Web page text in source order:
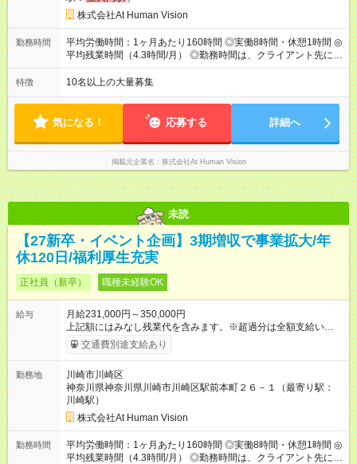
で全額支給。 【頑張りを給与・キャリアに還元します】 年に2
回⼈事評価があり等級が決まります。 等級に合わせた給与設定
のため、若い内からでも頑張り次第で給与アップが叶います。
⼀般職（20～31万円）→リーダー（⽉給26～36万円） →係⻑
～58万円） 【試用期間】試用期間あり 試用期間の長さ：6ヶ月
※ 雇用形態と給与に、本採用時と異なる部分があります。 雇用
形態：本採用時と同じです。 給与：月給 224,000円 ～ 330,000
円 上記額にはみなし残業代を含みます。※超過分は全額支給い
たします。 みなし残業代 24,000円 ～ 34,000円／月 みなし残業
時間 15時間／月
株式会社At Human Vision
勤務時間
平均労働時間：1ヶ月あたり160時間 ◎実働8時間・休憩1時間 ◎
平均残業時間（4.3時間/月） ◎勤務時間は、クライアント先に
より異なります。 ※＜シフト例＞ 10:00～19:00／11:00～
20:00 平均労働時間：1ヶ月あたり160時間 ◎実働8時間・休憩1
先に より異なります。 ※＜シフト例＞ 10:00～19:00／11:00
～20:00
特徴 10名以上の大量募集
気になる！ 応募する 詳細へ
掲載元企業名 株式会社At Human Vision
未読
【27新卒・イベント企画】3期増収で事業拡大/年
休120日/福利厚生充実
正社員（新卒） 職種未経験OK
給与
月給231,000円～350,000円
上記額にはみなし残業代を含みます。※超過分は全額支給いたし
ます。 みなし残業代 24,000円 ～ 37,000円／月 みなし残業時
間 15時間／月 【給与】 月給： 大卒・院卒 ：243，000
（固定残業代 24，000円） 賞与：年２回 （業績連動型） 昇
給：年２回（3月、9月) 試用期間：6ヶ月 ※上記額にはみなし残
業代（月15時間分）が含まれた 金額になります。超過分は追加
で全額支給。 【頑張りを給与・キャリアに還元します】 年に2
回⼈事評価があり等級が決まります。 等級に合わせた給与設定
のため、若い内からでも頑張り次第で給与アップが叶います。
⼀般職（20～31万円）→リーダー（⽉給26～36万円） →係⻑
交通費別途支給あり
勤務地
川崎市川崎区
神奈川県神奈川県川崎市川崎区駅前本町２６－１（最寄り駅：
川崎駅）
株式会社At Human Vision
勤務時間
平均労働時間：1ヶ月あたり160時間 ◎実働8時間・休憩1時間 ◎
平均残業時間（4.3時間/月） ◎勤務時間は、クライアント先に